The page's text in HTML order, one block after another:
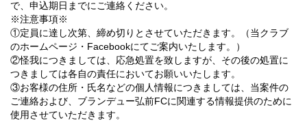
で、申込期日までにご連絡ください。
※注意事項※
①定員に達し次第、締め切りとさせていただきます。（当クラブ
のホームページ・Facebookにてご案内いたします。）
②怪我につきましては、応急処置を致しますが、その後の処置に
つきましては各自の責任においてお願いいたします。
③お客様の住所・氏名などの個人情報につきましては、当案件の
ご連絡および、ブランデュー弘前FCに関連する情報提供のために
使用させていただきます。